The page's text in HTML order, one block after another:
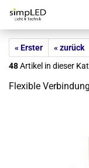
« Erster « zurück
48Artikel in dieser
Fle­xi­ble